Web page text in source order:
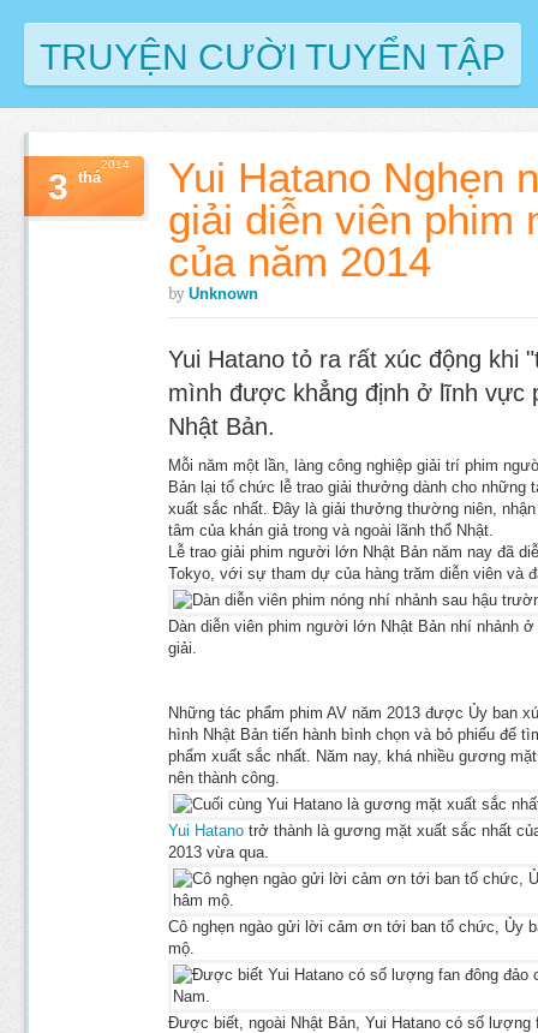
TRUYỆN CƯỜI TUYỂN TẬP
Yui Hatano Nghẹn
giải diễn viên phim
của năm 2014
by Unknown
3 thá
2014
Yui Hatano tỏ ra rất xúc động khi
mình được khẳng định ở lĩnh vực
Nhật Bản.
Mỗi năm một lần, làng công nghiệp giải trí phim
Bản lại tổ chức lễ trao giải thưởng dành cho những
xuất sắc nhất. Đây là giải thưởng thường niên,
tâm của khán giả trong và ngoài lãnh thổ Nhật.
Lễ trao giải phim người lớn Nhật Bản năm nay đã
Tokyo, với sự tham dự của hàng trăm diễn viên và
Dàn diễn viên phim người lớn Nhật Bản nhí nhảnh
giải.
Những tác phẩm phim AV năm 2013 được Ủy ban
hình Nhật Bản tiến hành bình chọn và bỏ phiếu để
phẩm xuất sắc nhất. Năm nay, khá nhiều gương
nên thành công.
Yui Hatano trở thành là gương mặt xuất sắc nhất
2013 vừa qua.
Cô nghẹn ngào gửi lời cảm ơn tới ban tổ chức, Ủy
mộ.
Được biết, ngoài Nhật Bản, Yui Hatano có số lượng